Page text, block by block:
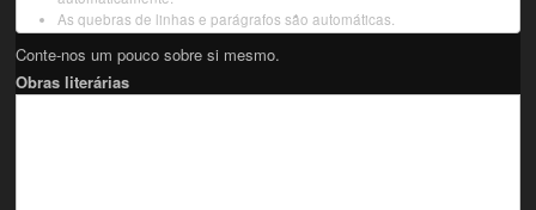
As quebras de linhas e parágrafos são automáticas.
Conte-nos um pouco sobre si mesmo.
Obras literárias